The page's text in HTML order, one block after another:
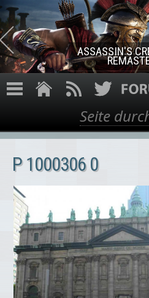
Direkt zum
ASSASSIN'S
Suche
P 1000306 0